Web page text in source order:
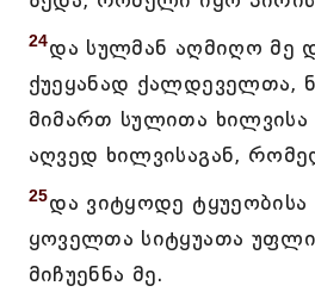
24და სულმან აღმიღო მე
ქუეყანად ქალდეველთა,
მიმართ სულითა
აღვედ ხილვისაგან,
25და ვიტყოდე
ყოველთა სიტყუათა
მიჩუენნა მე.